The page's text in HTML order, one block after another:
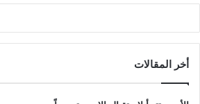
أخر المقالات